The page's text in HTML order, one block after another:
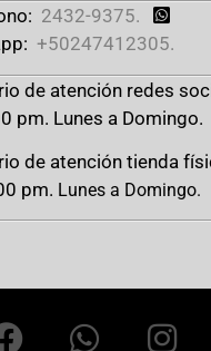
2432-9375.
+50247412305.
de atención redes
pm. Lunes a Domingo.
de atención tienda
pm. Lunes a Domingo.